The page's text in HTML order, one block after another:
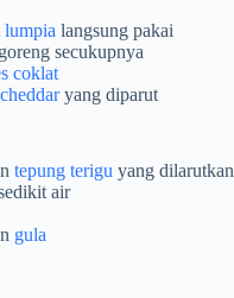
langsung pakai
secukupnya
coklat
yang diparut
tepung terigu yang dilarutkan
air
gula